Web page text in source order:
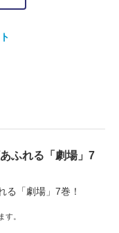
ふれる「劇場」7
る「劇場」7巻！
す。